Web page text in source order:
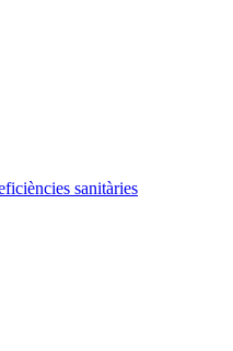
sanitàries